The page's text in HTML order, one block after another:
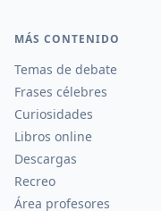
MÁS CONTENIDO
Temas de debate
Frases célebres
Curiosidades
Libros online
Descargas
Recreo
Área profesores